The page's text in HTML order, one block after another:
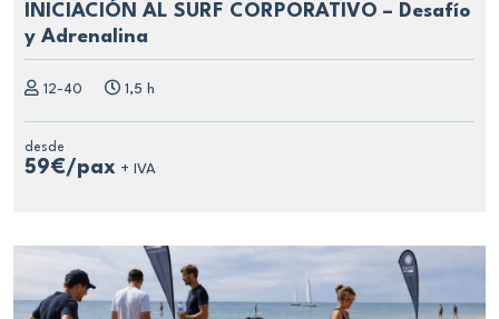
INICIACIÓN AL SURF CORPORATIVO – Desafío
y Adrenalina
12-40 1,5 h
desde
59€/pax + IVA